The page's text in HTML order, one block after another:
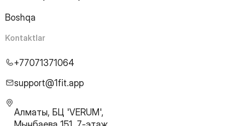
Boshqa
Kontaktlar
+77071371064
support@1fit.app
Алматы, БЦ 'VERUM',